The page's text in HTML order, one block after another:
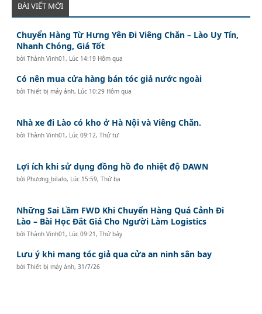
BÀI VIẾT MỚI
Chuyển Hàng Từ Hưng Yên Đi Viêng Chăn – Lào Uy Tín,
Nhanh Chóng, Giá Tốt
bởiThành Vinh01 , Lúc 14:19 Hôm qua
Có nên mua cửa hàng bán tóc giả nước ngoài
bởiThiết bị máy ảnh, Lúc 10:29 Hôm qua
Nhà xe đi Lào có kho ở Hà Nội và Viêng Chăn.
bởiThành Vinh01 , Lúc 09:12, Thứ tư
Lợi ích khi sử dụng đồng hồ đo nhiệt độ DAWN
bởi Phương_bilalo, Lúc 15:59, Thứ ba
Những Sai Lầm FWD Khi Chuyển Hàng Quá Cảnh Đi
Lào – Bài Học Đắt Giá Cho Người Làm Logistics
bởiThành Vinh01 , Lúc 09:21, Thứ bảy
Lưu ý khi mang tóc giả qua cửa an ninh sân bay
bởiThiết bị máy ảnh,31/7/26